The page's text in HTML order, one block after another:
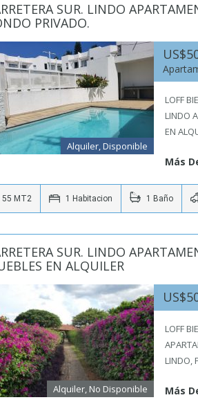
SUR. LINDO
PRIVADO.
Alquiler, Disponible
LOFF
LINDO
EN
Más
55 MT2 1 Habitacion 1 Baño
SUR. LINDO
EN ALQUILER
Alquiler, No Disponible
LOFF
LINDO,
Más